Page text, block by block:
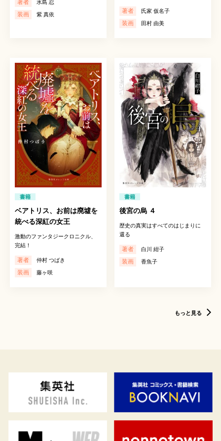
著者 水島 忍
装画 紫 真依 著者 氏家 仮名子
装画 田村 由美
書籍
ベアトリス、お前は廃墟を
統べる深紅の女王
激動のファンタジークロニクル、
完結！
著者 仲村 つばき
装画 藤ヶ咲
書籍
後宮の烏 ４
歴史の真実はすべてのはじまりに
還る
著者 白川 紺子
装画 香魚子
もっと見る